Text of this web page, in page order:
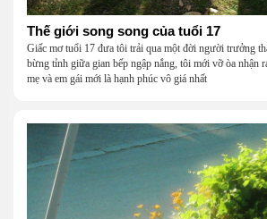
Thế giới song song của tuổi 17
Giấc mơ tuổi 17 đưa tôi trải qua một đời người trưởng
bừng tỉnh giữa gian bếp ngập nắng, tôi mới vỡ òa nhận
mẹ và em gái mới là hạnh phúc vô giá nhất